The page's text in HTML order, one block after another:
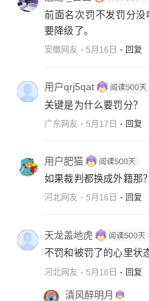
前面名次罚不发罚分
要降级了。
安徽网友 5月16日 回复
用户qrj5qat
关键是为什么要罚分？
广东网友 5月17日 回复
用户肥猫
如果裁判都换成外籍那？
河北网友 5月16日 回复
天龙盖地虎
不罚和被罚了的心里状
河北网友 5月16日 回复
清风醉明月